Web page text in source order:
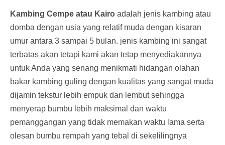
Kambing Cempe atau Kairo adalah jenis kambing atau
domba dengan usia yang relatif muda dengan kisaran
umur antara 3 sampai 5 bulan. jenis kambing ini sangat
terbatas akan tetapi kami akan tetap menyediakannya
untuk Anda yang senang menikmati hidangan olahan
bakar kambing guling dengan kualitas yang sangat muda
dijamin tekstur lebih empuk dan lembut sehingga
menyerap bumbu lebih maksimal dan waktu
pemanggangan yang tidak memakan waktu lama serta
olesan bumbu rempah yang tebal di sekelilingnya